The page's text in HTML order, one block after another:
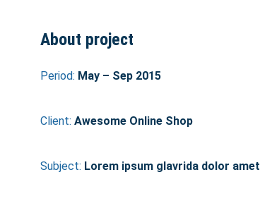
About project
Period: May – Sep 2015
Client: Awesome Online Shop
Subject: Lorem ipsum glavrida dolor amet